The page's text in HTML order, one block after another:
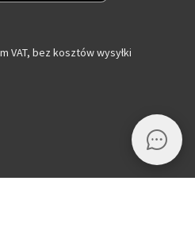
VAT, bez kosztów wysyłki